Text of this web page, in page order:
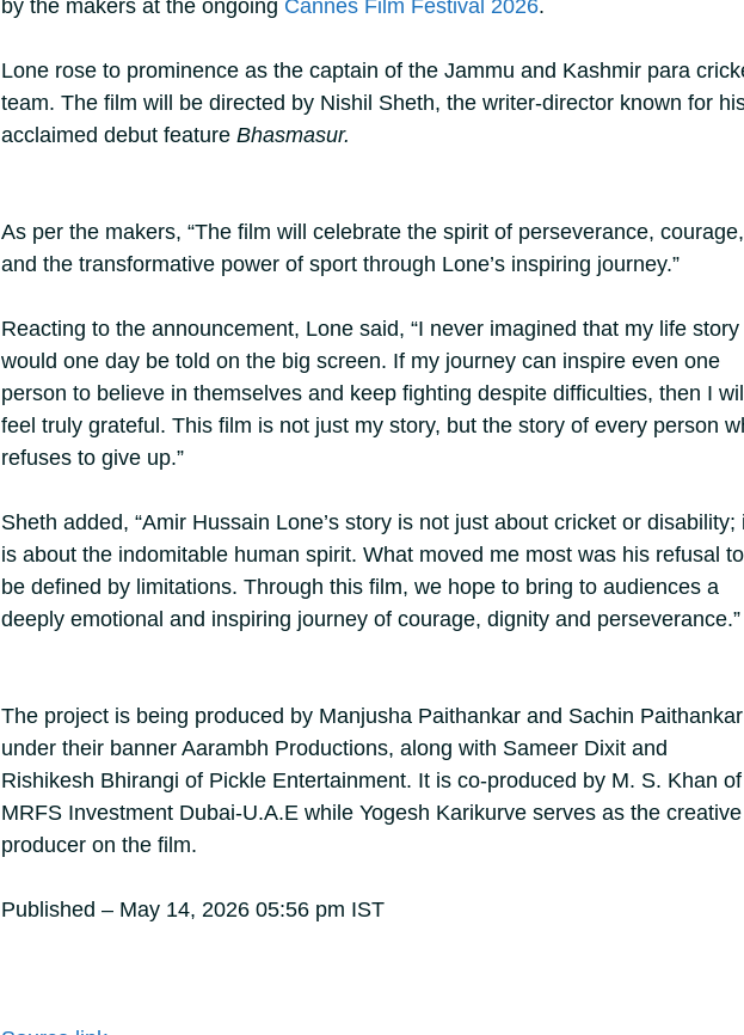
by the makers at the ongoing Cannes Film Festival 2026.
Lone rose to prominence as the captain of the Jammu and Kashmir para
team. The film will be directed by Nishil Sheth, the writer-director known for
acclaimed debut feature Bhasmasur.
As per the makers, “The film will celebrate the spirit of perseverance, courage,
and the transformative power of sport through Lone’s inspiring journey.”
Reacting to the announcement, Lone said, “I never imagined that my life story
would one day be told on the big screen. If my journey can inspire even one
person to believe in themselves and keep fighting despite difficulties, then I
feel truly grateful. This film is not just my story, but the story of every person
refuses to give up.”
Sheth added, “Amir Hussain Lone’s story is not just about cricket or disability;
is about the indomitable human spirit. What moved me most was his refusal to
be defined by limitations. Through this film, we hope to bring to audiences a
deeply emotional and inspiring journey of courage, dignity and perseverance.”
The project is being produced by Manjusha Paithankar and Sachin Paithankar
under their banner Aarambh Productions, along with Sameer Dixit and
Rishikesh Bhirangi of Pickle Entertainment. It is co-produced by M. S. Khan of
MRFS Investment Dubai-U.A.E while Yogesh Karikurve serves as the creative
producer on the film.
Published – May 14, 2026 05:56 pm IST